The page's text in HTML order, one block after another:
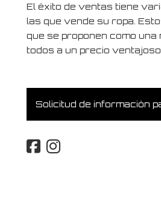
El éxito de ventas tiene
las que vende su ropa.
que se proponen como
todos a un precio
Solicitud de información